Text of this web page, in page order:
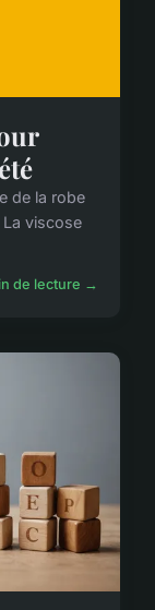
de la robe
viscose
de lecture →